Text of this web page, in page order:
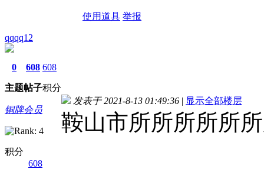
使用道具 举报
qqqq12
0
主题
608
帖子
608
积分
铜牌会员
积分
608
发表于 2021-8-13 01:49:36 | 显示全部楼层
鞍山市所所所所所